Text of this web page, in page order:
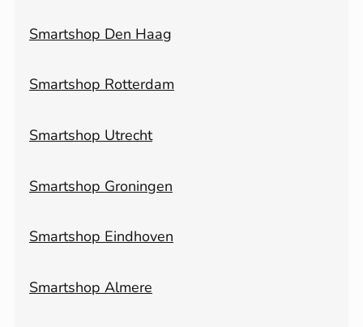
Smartshop Den Haag
Smartshop Rotterdam
Smartshop Utrecht
Smartshop Groningen
Smartshop Eindhoven
Smartshop Almere